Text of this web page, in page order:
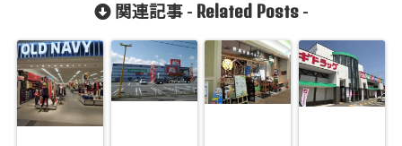
関連記事 - Related Posts-